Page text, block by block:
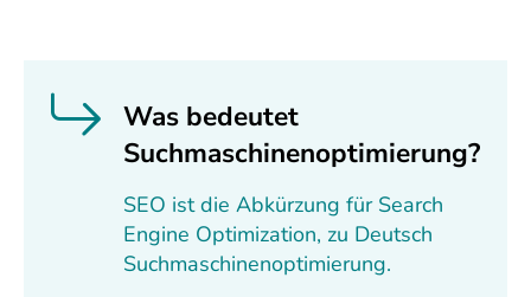
Was bedeutet
Suchmaschinenoptimierung?
SEO ist die Abkürzung für Search
Engine Optimization, zu Deutsch
Suchmaschinenoptimierung.